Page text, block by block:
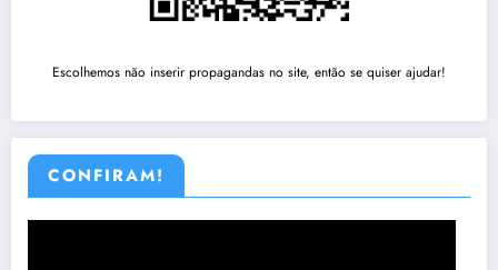
Escolhemos não inserir propagandas no site, então se quiser ajudar!
CONFIRAM!